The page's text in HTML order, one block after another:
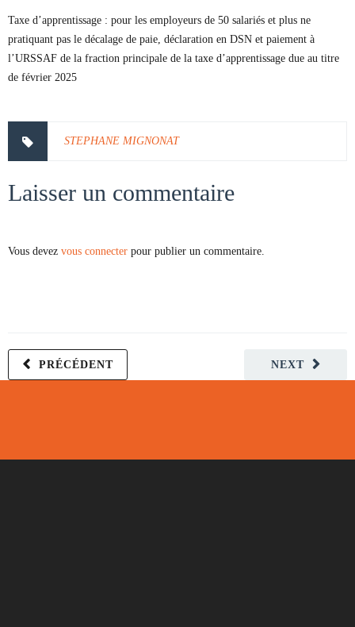
Taxe d’apprentissage : pour les employeurs de 50 salariés et plus ne
pratiquant pas le décalage de paie, déclaration en DSN et paiement à
l’URSSAF de la fraction principale de la taxe d’apprentissage due au titre
de février 2025
STEPHANE MIGNONAT
Laisser un commentaire
Vous devez vous connecter pour publier un commentaire.
NEXT
PRÉCÉDENT